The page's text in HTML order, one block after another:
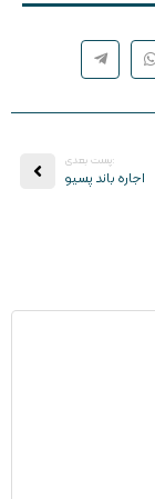
:پست بعدی
اجاره باند پسیو